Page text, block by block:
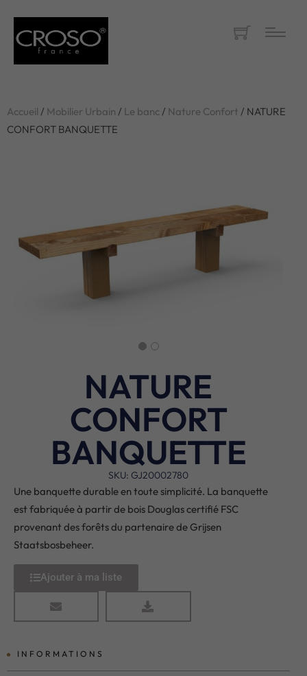
Accueil / Mobilier Urbain / Le banc / Nature Confort / NATURE
CONFORT BANQUETTE
NATURE
CONFORT
BANQUETTE
SKU: GJ20002780
Une banquette durable en toute simplicité. La banquette
est fabriquée à partir de bois Douglas certifié FSC
provenant des forêts du partenaire de Grijsen
Staatsbosbeheer.
Ajouter à ma liste
INFORMATIONS